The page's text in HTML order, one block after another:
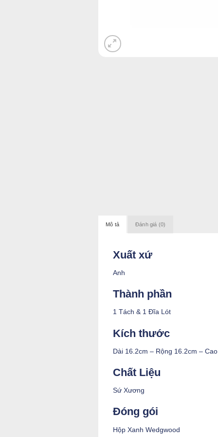
Mô tả Đánh giá (0)
Xuất xứ
Anh
Thành phần
1 Tách & 1 Đĩa Lót
Kích thước
Dài 16.2cm – Rộng 16.2cm –
Chất Liệu
Sứ Xương
Đóng gói
Hộp Xanh Wedgwood